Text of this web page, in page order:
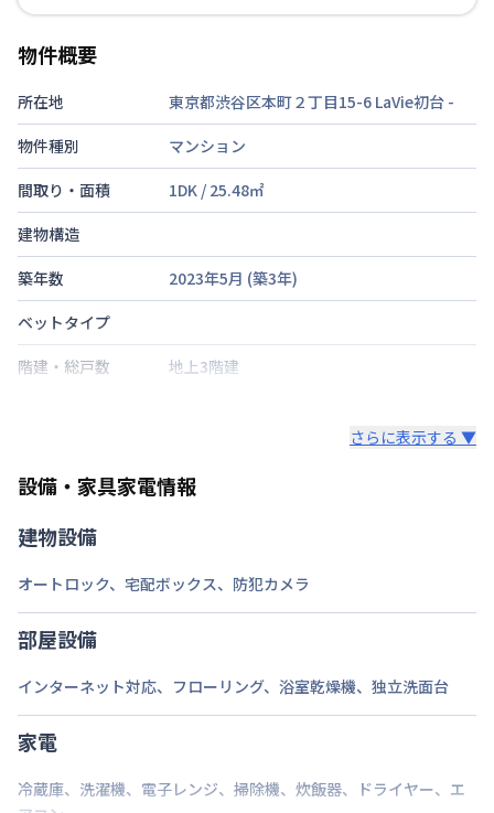
物件概要
所在地 東京都渋谷区本町２丁目15-6 LaVie初台 -
物件種別
マンション
間取り・面積
1DK / 25.48㎡
建物構造
築年数
2023年5月 (築3年)
ベットタイプ
階建・総戸数
地上3階建
禁煙・喫煙
禁煙
東京都大江戸線西新宿五丁目駅
定員
次回更新日
情報更新日より14日以内
さらに表示する ▼
設備・家具家電情報
建物設備
オートロック、 宅配ボックス、 防犯カメラ
部屋設備
インターネット対応、 フローリング、 浴室乾燥機、 独立洗面台
家電
冷蔵庫、 洗濯機、 電子レンジ、 掃除機、 炊飯器、 ドライヤー、 エ